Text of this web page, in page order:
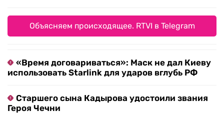
Объясняем происходящее. RTVI в Telegram
«Время договариваться»: Маск не дал Киеву
использовать Starlink для ударов вглубь РФ
Старшего сына Кадырова удостоили звания
Героя Чечни